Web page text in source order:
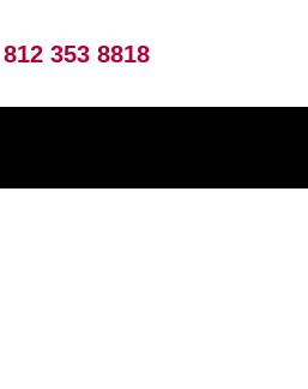
812 353 8818